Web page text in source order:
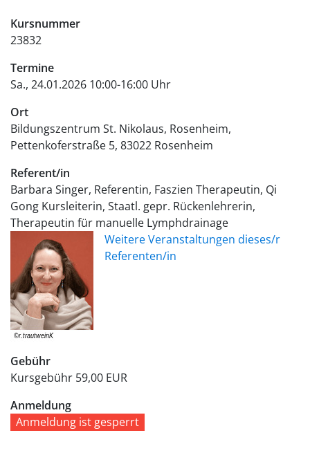
Kursnummer
23832
Termine
Sa., 24.01.2026 10:00-16:00 Uhr
Ort
Bildungszentrum St. Nikolaus, Rosenheim
Pettenkoferstraße 5 83022 Rosenheim
Referent/in
Barbara Singer, Referentin, Faszien Therapeutin, Qi
Gong Kursleiterin, Staatl. gepr. Rückenlehrerin,
Therapeutin für manuelle Lymphdrainage
Weitere Veranstaltungen dieses/r
Referenten/in
Gebühr
Kursgebühr 59,00 EUR
Anmeldung
Anmeldung ist gesperrt